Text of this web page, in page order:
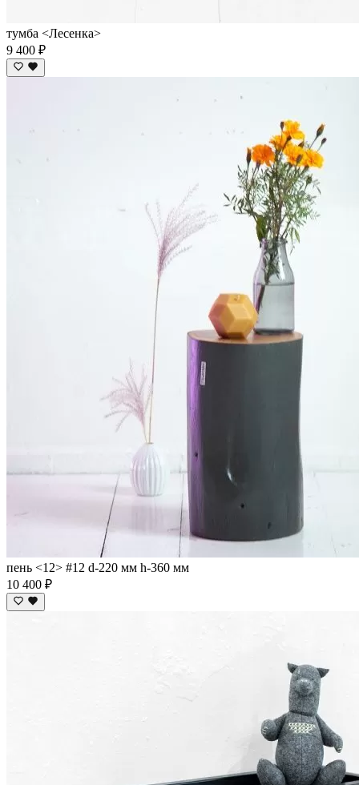
тумба <Лесенка>
9 400 ₽
пень <12> #12 d-220 мм h-360 мм
10 400 ₽